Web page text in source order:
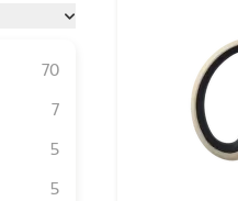
70
7
5
5